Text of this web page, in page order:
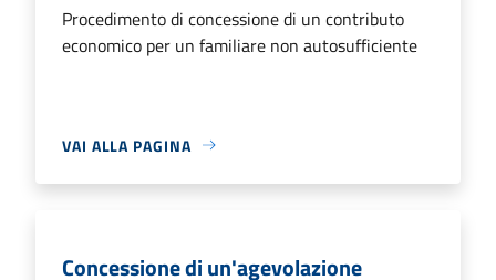
Procedimento di concessione di un contributo
economico per un familiare non autosufficiente
VAI ALLA PAGINA
Concessione di un'agevolazione